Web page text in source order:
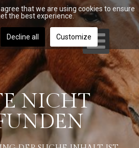
NICHT
that we are using cookies to ensure
the best experience.
Decline all Customize